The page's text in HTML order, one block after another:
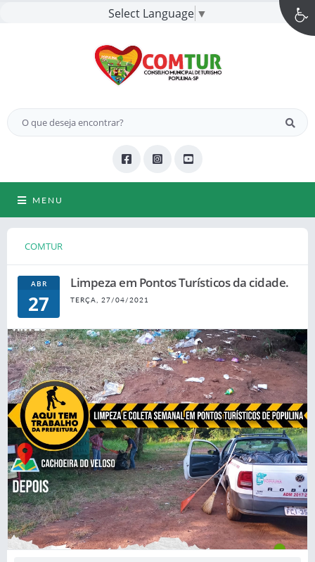
Select Language ▼
MENU
COMTUR
ABR
27
Limpeza em Pontos Turísticos da cidade.
TERÇA, 27/04/2021